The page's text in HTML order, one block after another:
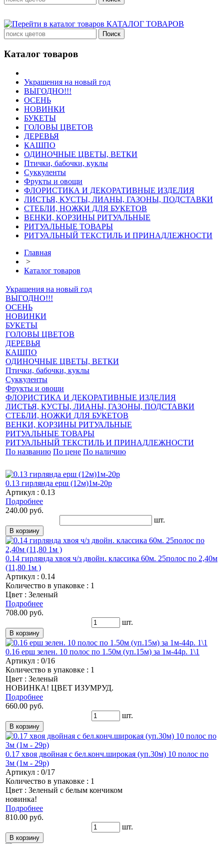
КАТАЛОГ ТОВАРОВ
Каталог товаров
Украшения на новый год
ВЫГОДНО!!!
ОСЕНЬ
НОВИНКИ
БУКЕТЫ
ГОЛОВЫ ЦВЕТОВ
ДЕРЕВЬЯ
КАШПО
ОДИНОЧНЫЕ ЦВЕТЫ, ВЕТКИ
Птички, бабочки, куклы
Суккуленты
Фрукты и овощи
ФЛОРИСТИКА И ДЕКОРАТИВНЫЕ ИЗДЕЛИЯ
ЛИСТЬЯ, КУСТЫ, ЛИАНЫ, ГАЗОНЫ, ПОДСТАВКИ
СТЕБЛИ, НОЖКИ ДЛЯ БУКЕТОВ
ВЕНКИ, КОРЗИНЫ РИТУАЛЬНЫЕ
РИТУАЛЬНЫЕ ТОВАРЫ
РИТУАЛЬНЫЙ ТЕКСТИЛЬ И ПРИНАДЛЕЖНОСТИ
Главная
>
Каталог товаров
Украшения на новый год
ВЫГОДНО!!!
ОСЕНЬ
НОВИНКИ
БУКЕТЫ
ГОЛОВЫ ЦВЕТОВ
ДЕРЕВЬЯ
КАШПО
ОДИНОЧНЫЕ ЦВЕТЫ, ВЕТКИ
Птички, бабочки, куклы
Суккуленты
Фрукты и овощи
ФЛОРИСТИКА И ДЕКОРАТИВНЫЕ ИЗДЕЛИЯ
ЛИСТЬЯ, КУСТЫ, ЛИАНЫ, ГАЗОНЫ, ПОДСТАВКИ
СТЕБЛИ, НОЖКИ ДЛЯ БУКЕТОВ
ВЕНКИ, КОРЗИНЫ РИТУАЛЬНЫЕ
РИТУАЛЬНЫЕ ТОВАРЫ
РИТУАЛЬНЫЙ ТЕКСТИЛЬ И ПРИНАДЛЕЖНОСТИ
По названию По цене По наличию
0.13 гирлянда ерш (12м)1м-20р
Артикул : 0.13
Подробнее
240.00 руб.
шт.
0.14 гирлянда хвоя ч/з двойн. классика 60м. 25полос по 2,40м
(11,80 1м )
Артикул : 0.14
Количество в упаковке : 1
Цвет : Зеленый
Подробнее
708.00 руб.
шт.
0.16 ерш зелен. 10 полос по 1.50м (уп.15м) за 1м-44р. 1\1
Артикул : 0/16
Количество в упаковке : 1
Цвет : Зеленый
НОВИНКА! ЦВЕТ ИЗУМРУД.
Подробнее
660.00 руб.
шт.
0.17 хвоя двойная с бел.конч.широкая (уп.30м) 10 полос по
3м (1м - 29р)
Артикул : 0/17
Количество в упаковке : 1
Цвет : Зеленый с белым кончиком
новинка!
Подробнее
810.00 руб.
шт.